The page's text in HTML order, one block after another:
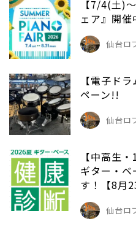
【7/4(土)
ェア』開催
仙台ロ
【電子ド
ペーン!!
仙台ロ
【中高生
ギター・ベ
す！【8月
仙台ロ